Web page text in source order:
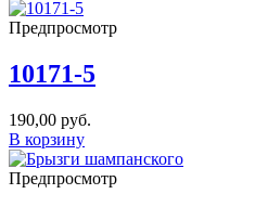
Предпросмотр
10171-5
190,00 руб.
В корзину
Предпросмотр